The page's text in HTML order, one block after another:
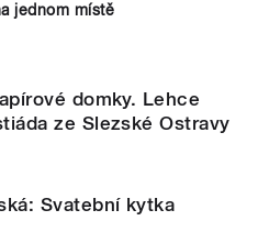
jednom místě
domky. Lehce
ze Slezské Ostravy
Svatební kytka